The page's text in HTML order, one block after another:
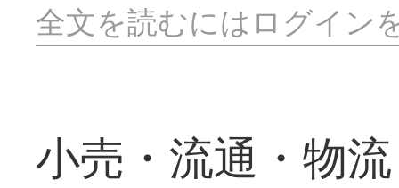
全文を読むにはログイン
小売・流通・物